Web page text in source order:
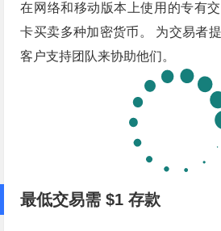
在网络和移动版本上使用的专有
卡买卖多种加密货币。 为交易者
客户支持团队来协助他们。
最低交易需 $1 存款